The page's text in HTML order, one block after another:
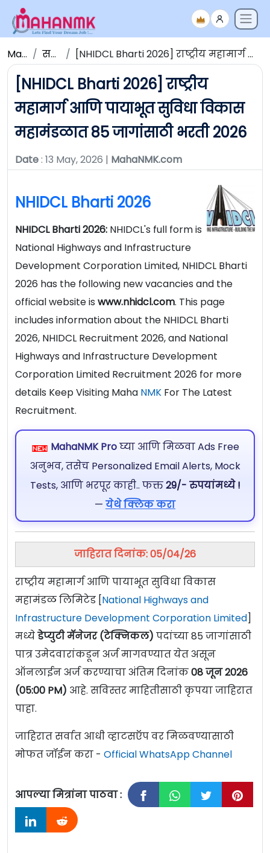
Maha NMK सर्व जाहिराती [NHIDCL Bharti 2026] राष्ट्रीय महामार्ग आणि पायाभूत सुविधा विकास महामंडळात 85 जागांसाठी भरती 2026
[NHIDCL Bharti 2026] राष्ट्रीय
महामार्ग आणि पायाभूत सुविधा विकास
महामंडळात 85 जागांसाठी भरती 2026
Date: 13 May, 2026 | MahaNMK.com
NHIDCL Bharti 2026
NHIDCL Bharti 2026: NHIDCL's full form is
National Highways and Infrastructure
Development Corporation Limited, NHIDCL Bharti
2026 has the following new vacancies and the
official website is www.nhidcl.com. This page
includes information about the NHIDCL Bharti
2026, NHIDCL Recruitment 2026, and National
Highways and Infrastructure Development
Corporation Limited Recruitment 2026 for more
details Keep Visiting Maha NMK For The Latest
Recruitment.
MahaNMK Proघ्या आणि मिळवा Ads Free
अनुभव, तसेच Personalized Email Alerts, Mock
Tests, आणि भरपूर काही.. फक्त29/- रुपयांमध्ये !
— येथे क्लिक करा
जाहिरात दिनांक: 05/04/26
राष्ट्रीय महामार्ग आणि पायाभूत सुविधा विकास
महामंडळ लिमिटेड [National Highways and
Infrastructure Development Corporation Limited]
मध्येडेप्युटी मॅनेजर (टेक्निकल) पदांच्या 85 जागांसाठी
पात्र उमेदवारांकडून अर्ज मागवण्यात येत असून
ऑनलाईन अर्ज करण्याचा अंतिम दिनांक08 जून 2026
(05:00 PM) आहे. सविस्तर माहितीसाठी कृपया जाहिरात
पाहा.
जाहिरात सर्वात आधी व्हाटसऍप वर मिळवण्यासाठी
मोफत जॉईन करा - Official WhatsApp Channel
आपल्या मित्रांना पाठवा :